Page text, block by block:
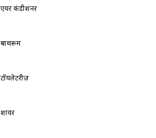
एयर कंडीशनर
बाथरूम
टॉयलेटरीज़
शावर